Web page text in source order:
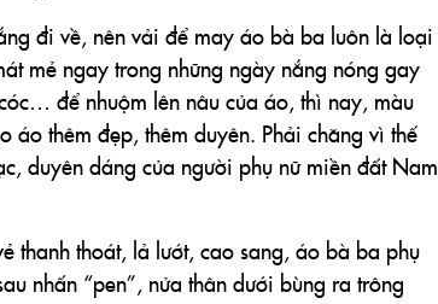
đi về, nên vải để may áo bà ba luôn là loại
mẻ ngay trong những ngày nắng nóng gay
để nhuộm lên nâu của áo, thì nay, màu
thêm đẹp, thêm duyên. Phải chăng vì thế
duyên dáng của người phụ nữ miền đất Nam
thanh thoát, lả lướt, cao sang, áo bà ba phụ
nhấn “pen”, nửa thân dưới bùng ra trông